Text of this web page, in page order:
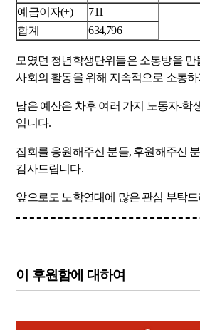
예금이자(+)
711
합계
634,796
모였던 청년학생단위들은 소통방을
사회의 활동을 위해 지속적으로 소통
남은 예산은 차후 여러 가지 노동자-학
입니다.
집회를 응원해주신 분들, 후원해주신
감사드립니다.
앞으로도 노학연대에 많은 관심 부탁
이 후원함에 대하여